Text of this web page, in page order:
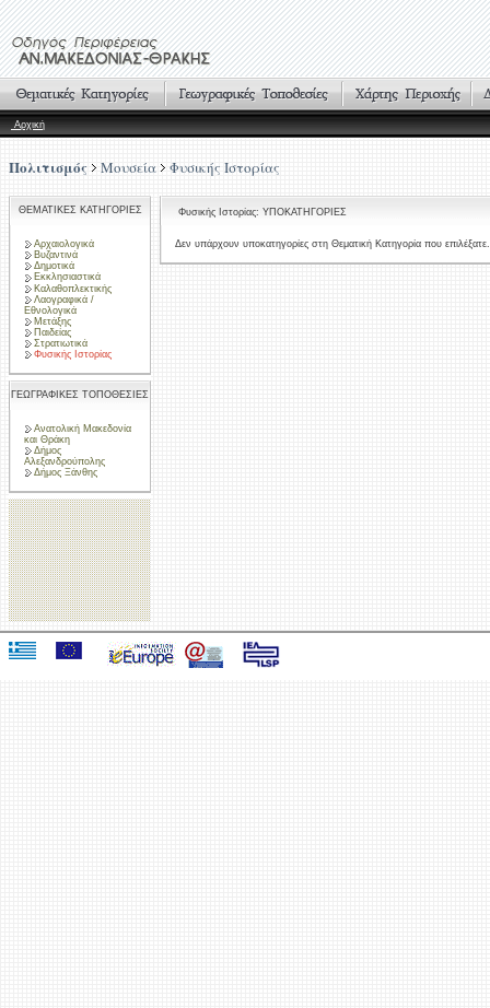
Αρχική
Πολιτισμός Μουσεία Φυσικής Ιστορίας
ΘΕΜΑΤΙΚΕΣ ΚΑΤΗΓΟΡΙΕΣ
Αρχαιολογικά
Βυζαντινά
Δημοτικά
Εκκλησιαστικά
Καλαθοπλεκτικής
Λαογραφικά /
Εθνολογικά
Μετάξης
Παιδείας
Στρατιωτικά
Φυσικής Ιστορίας
ΓΕΩΓΡΑΦΙΚΕΣ ΤΟΠΟΘΕΣΙΕΣ
Ανατολική Μακεδονία
και Θράκη
Δήμος
Αλεξανδρούπολης
Δήμος Ξάνθης
Φυσικής Ιστορίας: ΥΠΟΚΑΤΗΓΟΡΙΕΣ
Δεν υπάρχουν υποκατηγορίες στη Θεματική Κατηγορία που επιλέξατε.